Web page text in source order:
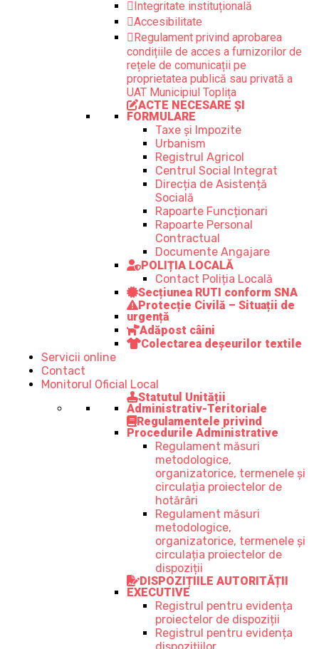
Integritate instituțională
Accesibilitate
Regulament privind aprobarea
condițiile de acces a furnizorilor de
rețele de comunicații pe
proprietatea publică sau privată a
UAT Municipiul Toplița
ACTE NECESARE ȘI
FORMULARE
Taxe și Impozite
Urbanism
Registrul Agricol
Centrul Social Integrat
Direcția de Asistență
Socială
Rapoarte Funcționari
Rapoarte Personal
Contractual
Documente Angajare
POLIȚIA LOCALĂ
Contact Poliția Locală
Secțiunea RUTI conform SNA
Protecție Civilă – Situații de
urgență
Adăpost câini
Colectarea deșeurilor textile
Servicii online
Contact
Monitorul Oficial Local
Statutul Unității
Administrativ-Teritoriale
Regulamentele privind
Procedurile Administrative
Regulament măsuri
metodologice,
organizatorice, termenele și
circulația proiectelor de
hotărâri
Regulament măsuri
metodologice,
organizatorice, termenele și
circulația proiectelor de
dispoziții
DISPOZIȚIILE AUTORITĂȚII
EXECUTIVE
Registrul pentru evidența
proiectelor de dispoziții
Registrul pentru evidența